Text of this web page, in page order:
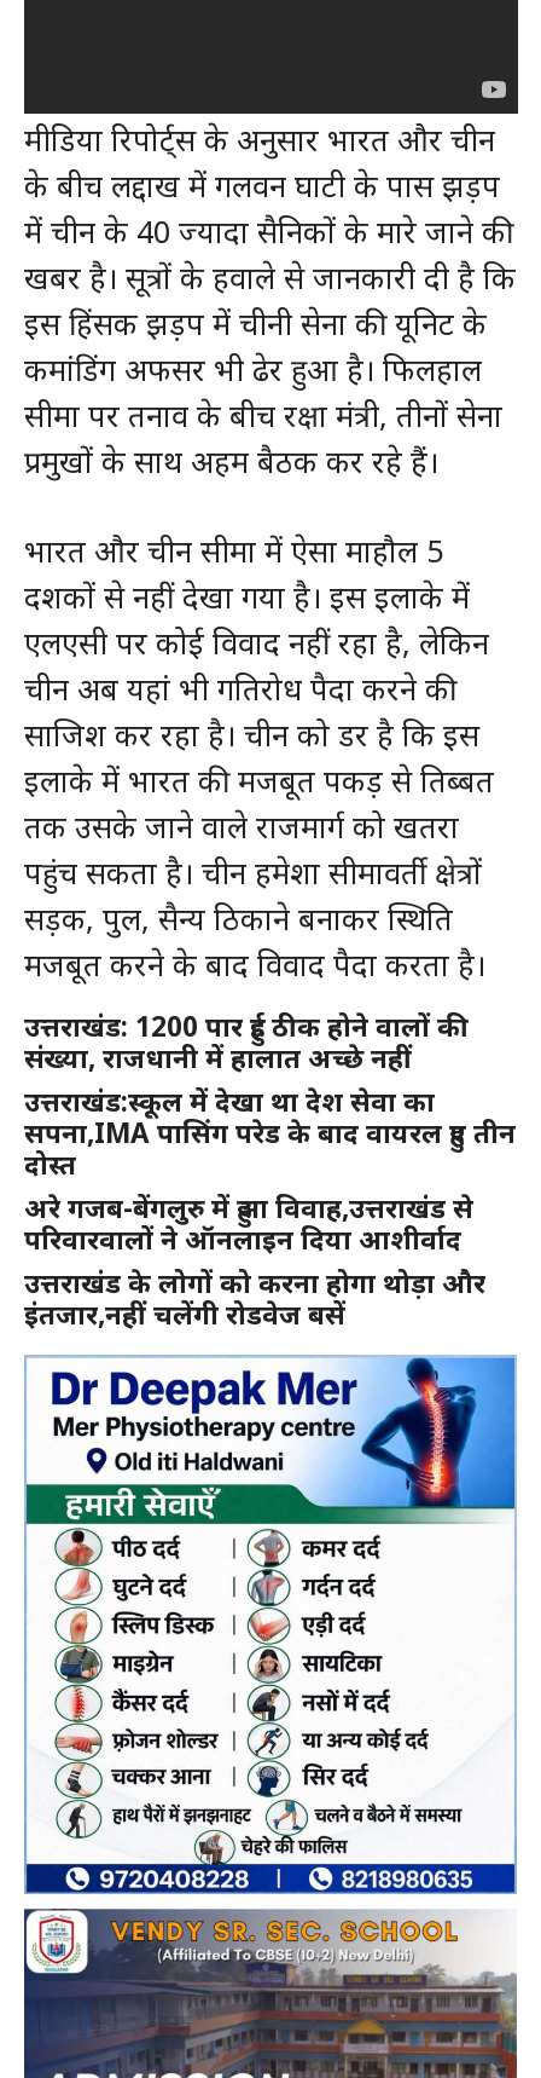
मीडिया रिपोर्ट्स के अनुसार भारत और चीन
के बीच लद्दाख में गलवन घाटी के पास झड़प
में चीन के 40 ज्यादा सैनिकों के मारे जाने की
खबर है। सूत्रों के हवाले से जानकारी दी है कि
इस हिंसक झड़प में चीनी सेना की यूनिट के
कमांडिंग अफसर भी ढेर हुआ है। फिलहाल
सीमा पर तनाव के बीच रक्षा मंत्री, तीनों सेना
प्रमुखों के साथ अहम बैठक कर रहे हैं।
भारत और चीन सीमा में ऐसा माहौल 5
दशकों से नहीं देखा गया है। इस इलाके में
एलएसी पर कोई विवाद नहीं रहा है, लेकिन
चीन अब यहां भी गतिरोध पैदा करने की
साजिश कर रहा है। चीन को डर है कि इस
इलाके में भारत की मजबूत पकड़ से तिब्बत
तक उसके जाने वाले राजमार्ग को खतरा
पहुंच सकता है। चीन हमेशा सीमावर्ती क्षेत्रों
सड़क, पुल, सैन्य ठिकाने बनाकर स्थिति
मजबूत करने के बाद विवाद पैदा करता है।
उत्तराखंड: 1200 पार हुई ठीक होने वालों की
संख्या, राजधानी में हालात अच्छे नहीं
उत्तराखंड:स्कूल में देखा था देश सेवा का
सपना,IMA पासिंग परेड के बाद वायरल हुए तीन
दोस्त
अरे गजब-बेंगलुरु में हुआ विवाह,उत्तराखंड से
परिवारवालों ने ऑनलाइन दिया आशीर्वाद
उत्तराखंड के लोगों को करना होगा थोड़ा और
इंतजार,नहीं चलेंगी रोडवेज बसें